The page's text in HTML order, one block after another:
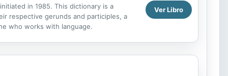
in 1985. This dictionary is a
respective gerunds and participles, a
who works with language.
Ver Libro